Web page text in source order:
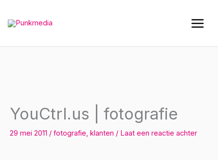
de
YouCtrl.us | fotografie
29 mei 2011 / fotografie, klanten / Laat een reactie achter